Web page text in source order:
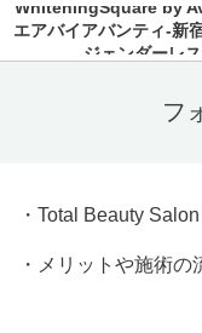
WhiteningSquare by
エアバイアバンティ-新
ジェンダーレ
フ
・Total Beauty
・メリットや施術